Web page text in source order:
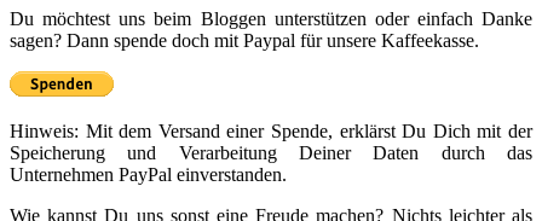
Du möchtest uns beim Bloggen unterstützen oder einfach Danke
sagen? Dann spende doch mit Paypal für unsere Kaffeekasse.
Hinweis: Mit dem Versand einer Spende, erklärst Du Dich mit der
Speicherung und Verarbeitung Deiner Daten durch das
Unternehmen PayPal einverstanden.
Wie kannst Du uns sonst eine Freude machen? Nichts leichter als